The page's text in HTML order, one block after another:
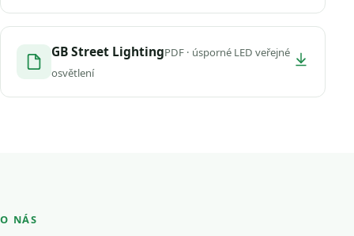
GB Street LightingPDF · úsporné LED veřejné
osvětlení
O NÁS